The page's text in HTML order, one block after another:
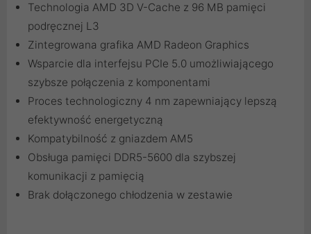
Technologia AMD 3D V-Cache z 96 MB pamięci
podręcznej L3
Zintegrowana grafika AMD Radeon Graphics
Wsparcie dla interfejsu PCIe 5.0 umożliwiającego
szybsze połączenia z komponentami
Proces technologiczny 4 nm zapewniający lepszą
efektywność energetyczną
Kompatybilność z gniazdem AM5
Obsługa pamięci DDR5-5600 dla szybszej
komunikacji z pamięcią
Brak dołączonego chłodzenia w zestawie